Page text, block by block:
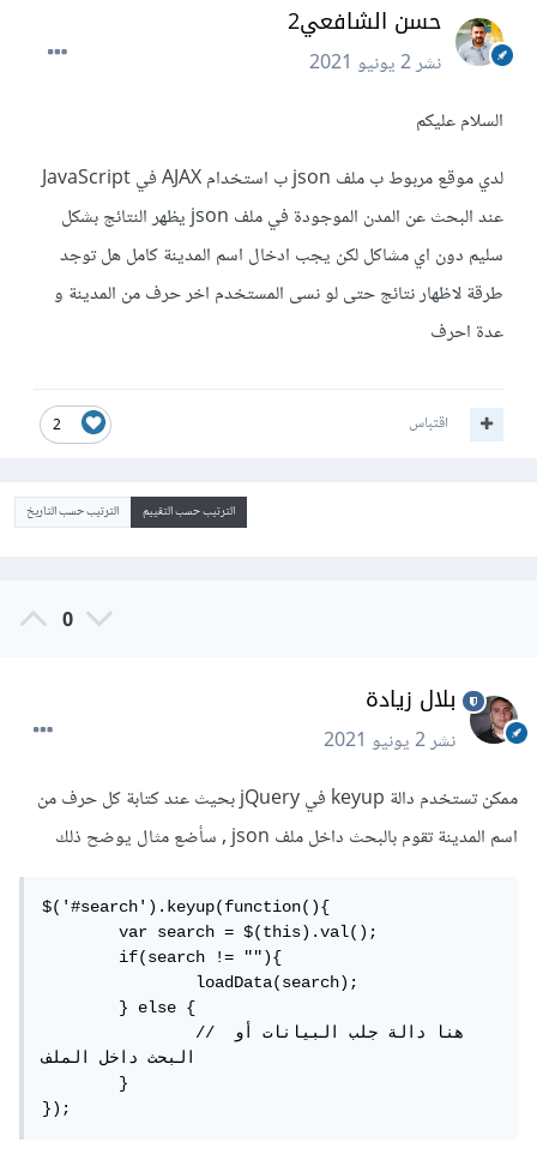
حسن الشافعي2
نشر2 يونيو 2021
السلام عليكم
لدي موقع مربوط ب ملف json ب استخدام AJAX في JavaScript
عند البحث عن المدن الموجودة في ملف json يظهر النتائج بشكل
سليم دون اي مشاكل لكن يجب ادخال اسم المدينة كامل هل توجد
طرقة لاظهار نتائج حتى لو نسى المستخدم اخر حرف من المدينة و
عدة احرف
2 اقتباس
الترتيب حسب التقييم الترتيب حسب التاريخ
0
بلال زيادة
نشر2 يونيو 2021
ممكن تستخدم دالة keyup في jQuery بحيث عند كتابة كل حرف من
اسم المدينة تقوم بالبحث داخل ملف json , سأضع مثال يوضح ذلك
$('#search').keyup(function(){
	var search = $(this).val();
	if(search != ""){
		loadData(search);
	} else {
		// هنا دالة جلب البيانات أو
البحث داخل الملف
	}
});